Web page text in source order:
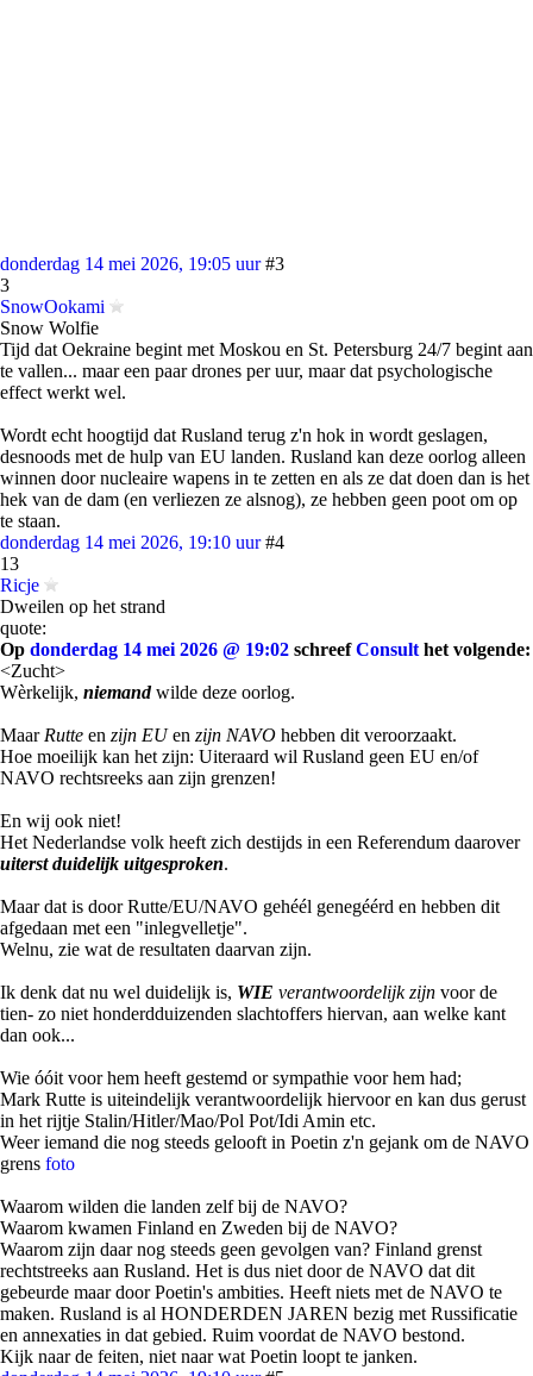
donderdag 14 mei 2026, 19:05 uur #3
3
SnowOokami
Snow Wolfie
Tijd dat Oekraine begint met Moskou en St. Petersburg 24/7 begint aan
te vallen... maar een paar drones per uur, maar dat psychologische
effect werkt wel.
Wordt echt hoogtijd dat Rusland terug z'n hok in wordt geslagen,
desnoods met de hulp van EU landen. Rusland kan deze oorlog alleen
winnen door nucleaire wapens in te zetten en als ze dat doen dan is het
hek van de dam (en verliezen ze alsnog), ze hebben geen poot om op
te staan.
donderdag 14 mei 2026, 19:10 uur #4
13
Ricje
Dweilen op het strand
quote:
Op donderdag 14 mei 2026 @ 19:02 schreefConsult het volgende:
<Zucht>
Wèrkelijk, niemandwilde deze oorlog.
Maar Rutte en zijn EUen zijn NAVO hebben dit veroorzaakt.
Hoe moeilijk kan het zijn: Uiteraard wil Rusland geen EU en/of
NAVO rechtsreeks aan zijn grenzen!
En wij ook niet!
Het Nederlandse volk heeft zich destijds in een Referendum daarover
uiterst duidelijk uitgesproken.
Maar dat is door Rutte/EU/NAVO gehéél genegéérd en hebben dit
afgedaan met een "inlegvelletje".
Welnu, zie wat de resultaten daarvan zijn.
Ik denk dat nu wel duidelijk is, WIE verantwoordelijk zijn voor de
tien- zo niet honderdduizenden slachtoffers hiervan, aan welke kant
dan ook...
Wie óóit voor hem heeft gestemd or sympathie voor hem had;
Mark Rutte is uiteindelijk verantwoordelijk hiervoor en kan dus gerust
in het rijtje Stalin/Hitler/Mao/Pol Pot/Idi Amin etc.
Weer iemand die nog steeds gelooft in Poetin z'n gejank om de NAVO
grens foto
Waarom wilden die landen zelf bij de NAVO?
Waarom kwamen Finland en Zweden bij de NAVO?
Waarom zijn daar nog steeds geen gevolgen van? Finland grenst
rechtstreeks aan Rusland. Het is dus niet door de NAVO dat dit
gebeurde maar door Poetin's ambities. Heeft niets met de NAVO te
maken. Rusland is al HONDERDEN JAREN bezig met Russificatie
en annexaties in dat gebied. Ruim voordat de NAVO bestond.
Kijk naar de feiten, niet naar wat Poetin loopt te janken.